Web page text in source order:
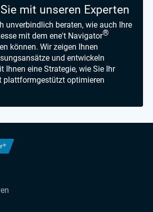
mit unseren Experten
unverbindlich beraten, wie auch Ihre
mit dem ene't Navigator®
können. Wir zeigen Ihnen
und entwickeln
Ihnen eine Strategie, wie Sie Ihr
plattformgestützt optimieren